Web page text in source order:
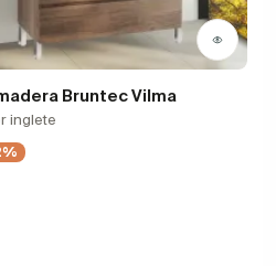
Bruntec Vilma
inglete